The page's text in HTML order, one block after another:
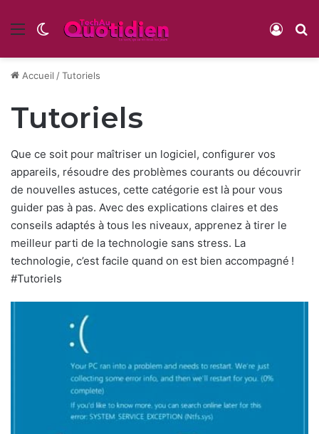
Menu Switch skin
Accueil /Tutoriels
Tutoriels
Que ce soit pour maîtriser un logiciel, configurer vos
appareils, résoudre des problèmes courants ou découvrir
de nouvelles astuces, cette catégorie est là pour vous
guider pas à pas. Avec des explications claires et des
conseils adaptés à tous les niveaux, apprenez à tirer le
meilleur parti de la technologie sans stress. La
technologie, c’est facile quand on est bien accompagné !
#Tutoriels